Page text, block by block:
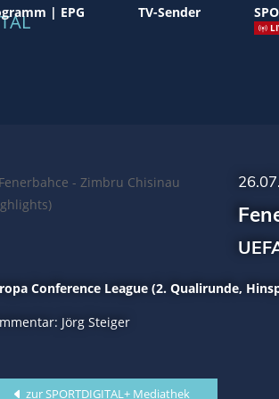
| EPG TV-Sender
Conference League (2. Qualirunde,
Jörg Steiger
zur SPORTDIGITAL+ Mediathek